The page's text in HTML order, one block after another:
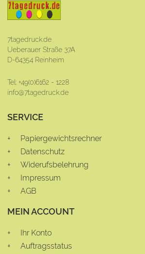
7tagedruck.de
Ueberauer Straße 37A
D-64354 Reinheim
Tel: +49(0)6162 - 1228
info@7tagedruck.de
SERVICE
Papiergewichtsrechner
Datenschutz
Widerufsbelehrung
Impressum
AGB
MEIN ACCOUNT
Ihr Konto
Auftragsstatus